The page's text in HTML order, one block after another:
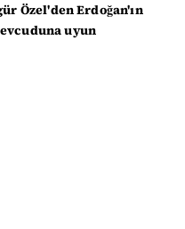
Özel'den Erdoğan'ın
uyun